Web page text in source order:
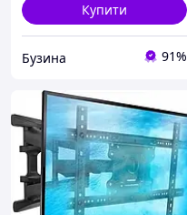
Купити
Бузина 91%